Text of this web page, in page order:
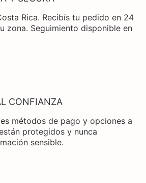
Rica. Recibís tu pedido en 24
zona. Seguimiento disponible en
CONFIANZA
métodos de pago y opciones a
protegidos y nunca
sensible.